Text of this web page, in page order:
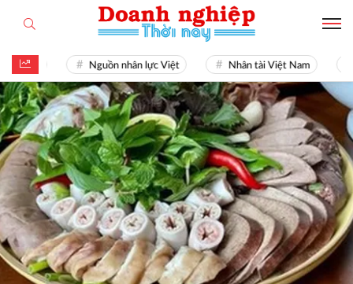
Nguồn nhân lực Việt Nhân tài Việt Nam